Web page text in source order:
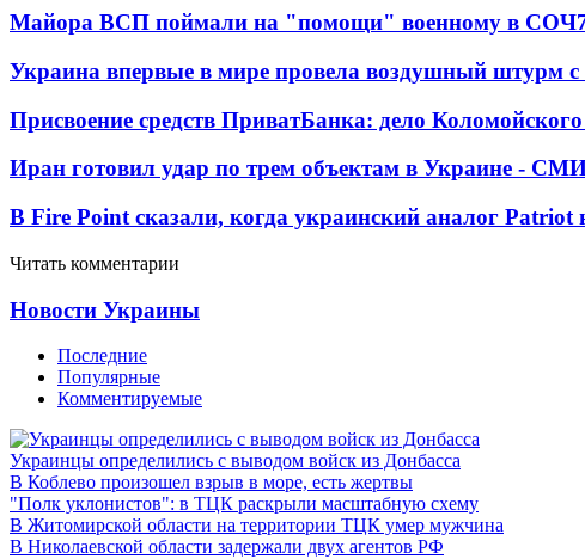
Майора ВСП поймали на "помощи" военному в СОЧ
Украина впервые в мире провела воздушный штурм с
Присвоение средств ПриватБанка: дело
Иран готовил удар по трем объектам в Украине -
В Fire Point сказали, когда украинский аналог Patriot
Читать комментарии
Новости Украины
Последние
Популярные
Комментируемые
Украинцы определились с выводом войск из Донбасса
В Коблево произошел взрыв в море, есть жертвы
"Полк уклонистов": в ТЦК раскрыли масштабную схему
В Житомирской области на территории ТЦК умер мужчина
В Николаевской области задержали двух агентов РФ